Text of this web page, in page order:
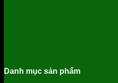
Danh mục sản phẩm